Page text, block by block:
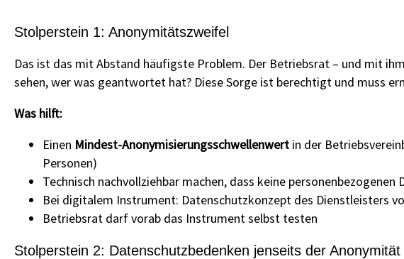
Stolperstein 1: Anonymitätszweifel
Das ist das mit Abstand häufigste Problem. Der Betriebsrat – und mit
sehen, wer was geantwortet hat? Diese Sorge ist berechtigt und muss
Was hilft:
Einen Mindest-Anonymisierungsschwellenwert in der
Personen)
Technisch nachvollziehbar machen, dass keine
Bei digitalem Instrument: Datenschutzkonzept des Dienstleisters
Betriebsrat darf vorab das Instrument selbst testen
Stolperstein 2: Datenschutzbedenken jenseits der Anonymität